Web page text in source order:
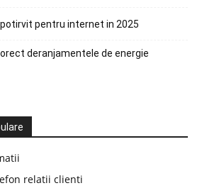
pentru internet in 2025
deranjamentele de energie
relatii clienti